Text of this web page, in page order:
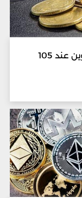
العملات المشفرة تهوي.. والبتكوين عند 105